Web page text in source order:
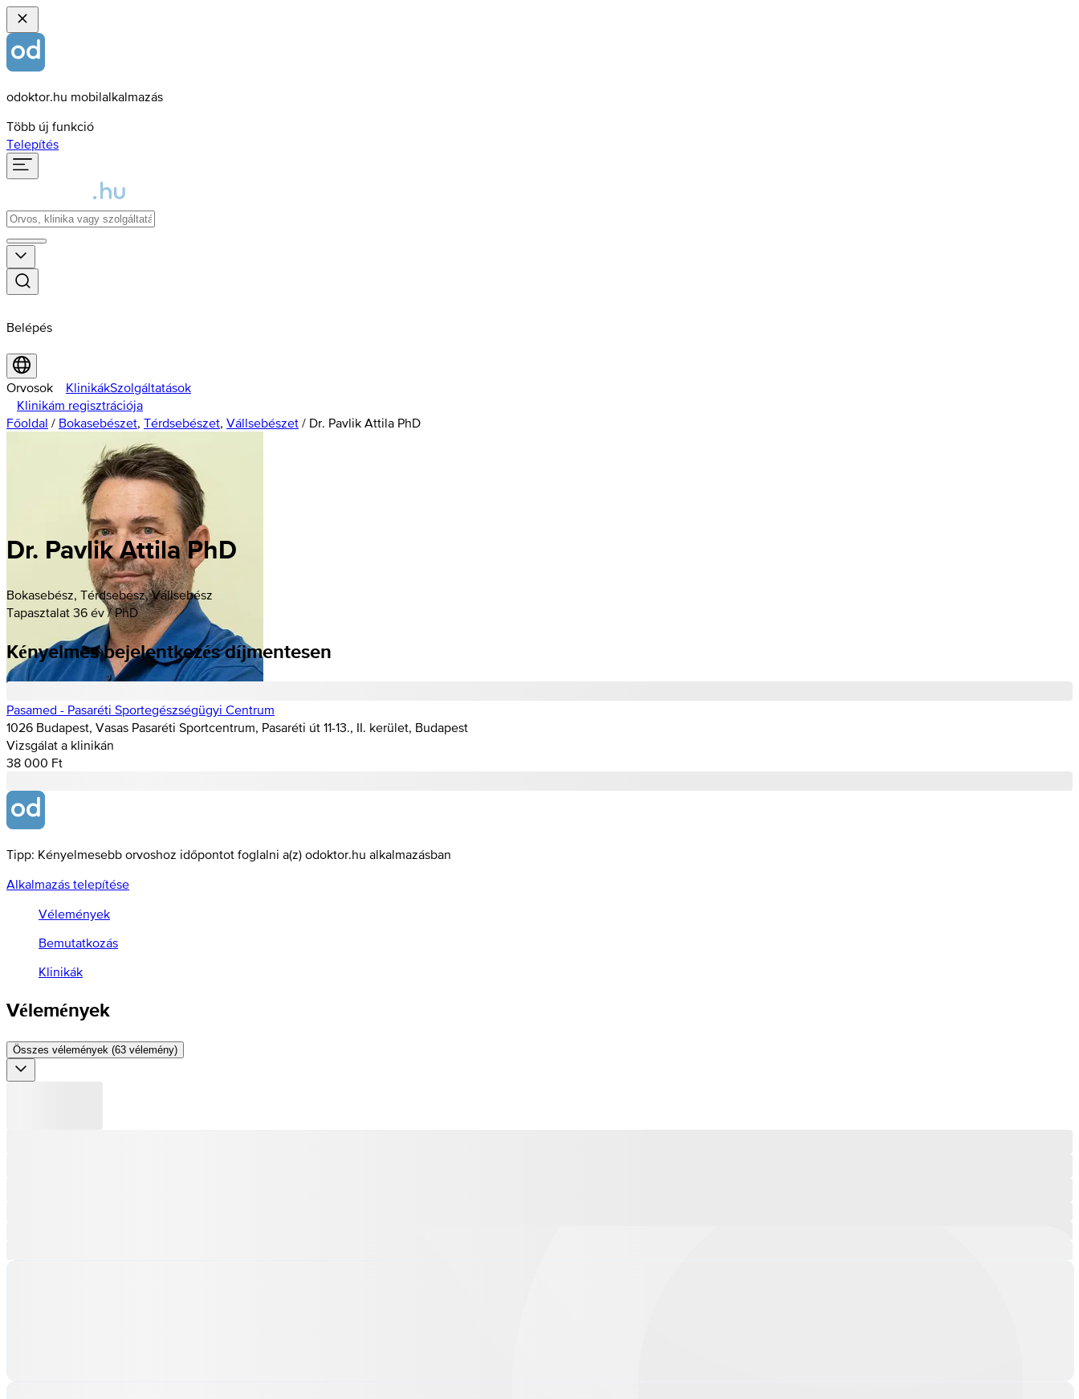
odoktor.hu mobilalkalmazás
Több új funkció
Telepítés
Belépés
Orvosok KlinikákSzolgáltatások
Klinikám regisztrációja
Főoldal / Bokasebészet, Térdsebészet, Vállsebészet / Dr. Pavlik Attila PhD
Dr. Pavlik Attila PhD
Bokasebész, Térdsebész, Vállsebész
Tapasztalat 36 év / PhD
Kényelmes bejelentkezés díjmentesen
Pasamed - Pasaréti Sportegészségügyi Centrum
1026 Budapest, Vasas Pasaréti Sportcentrum, Pasaréti út 11-13., II. kerület, Budapest
Vizsgálat a klinikán
38 000 Ft
Tipp: Kényelmesebb orvoshoz időpontot foglalni a(z) odoktor.hu alkalmazásban
Alkalmazás telepítése
Vélemények
Bemutatkozás
Klinikák
Vélemények
Összes vélemények (63 vélemény)